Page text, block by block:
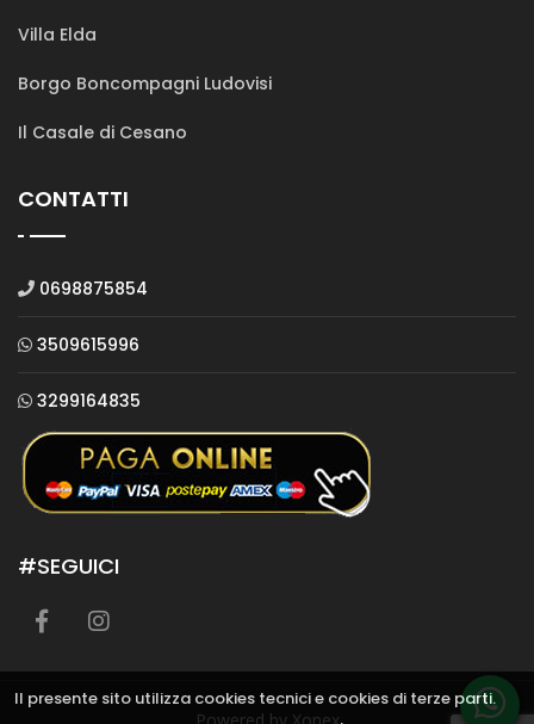
Villa Elda
Borgo Boncompagni Ludovisi
Il Casale di Cesano
CONTATTI
0698875854
3509615996
3299164835
#SEGUICI
Powered by Xonex
Il presente sito utilizza cookies tecnici e cookies di terze parti.